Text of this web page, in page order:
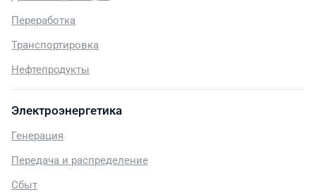
Переработка
Транспортировка
Нефтепродукты
Электроэнергетика
Генерация
Передача и распределение
Сбыт